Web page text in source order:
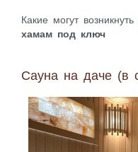
Какие могут
хамам под ключ
Сауна на даче (в